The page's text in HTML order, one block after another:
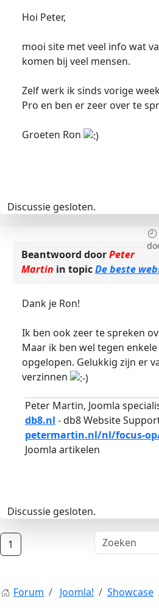
Hoi Peter,
mooi site met veel info wat
komen bij veel mensen.
Zelf werk ik sinds vorige
Pro en ben er zeer over te
Groeten Ron
Discussie gesloten.
Beantwoord doorPeter
Martin in topicDe beste
Dank je Ron!
Ik ben ook zeer te spreken
Maar ik ben wel tegen
opgelopen. Gelukkig zijn er
verzinnen
Peter Martin, Joomla
db8.nl - db8 Website
petermartin.nl/nl/focus-
Joomla artikelen
Discussie gesloten.
1
Forum Joomla! Showcase